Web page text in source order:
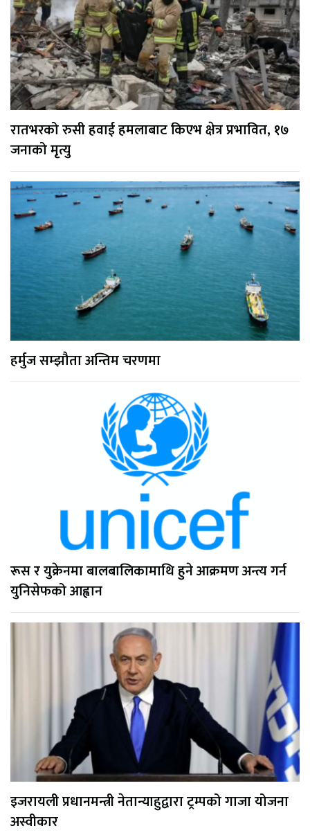
रातभरको रुसी हवाई हमलाबाट किएभ क्षेत्र प्रभावित, १७
जनाको मृत्यु
हर्मुज सम्झौता अन्तिम चरणमा
रूस र युक्रेनमा बालबालिकामाथि हुने आक्रमण अन्त्य गर्न
युनिसेफको आह्वान
इजरायली प्रधानमन्त्री नेतान्याहुद्वारा ट्रम्पको गाजा योजना
अस्वीकार